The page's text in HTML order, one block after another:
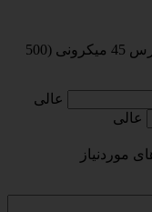
ظرف آلومینیومی یک و نیم پرس کد 106 پارس 45 میکرونی (500
عالی
عالی
موردنیاز